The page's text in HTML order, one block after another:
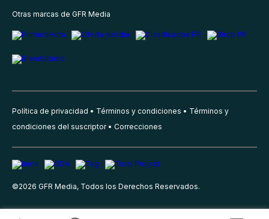
Otras marcas de GFR Media
Política de privacidad Términos y condiciones
Términos y
condiciones del suscriptor
Correcciones
©2026 GFR Media, Todos los Derechos Reservados.